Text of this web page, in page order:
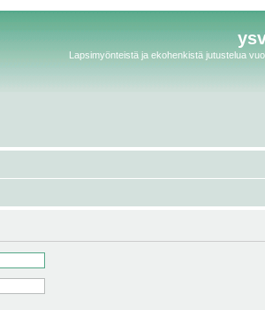
Lapsimyönteistä ja ekohenkistä jutustelua